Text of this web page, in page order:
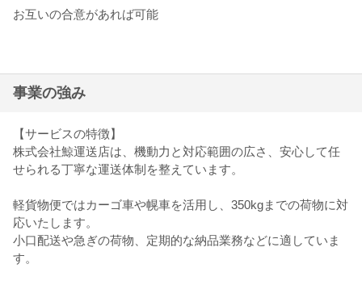
お互いの合意があれば可能
事業の強み
【サービスの特徴】
株式会社鯨運送店は、機動力と対応範囲の広さ、安心して任
せられる丁寧な運送体制を整えています。
軽貨物便ではカーゴ車や幌車を活用し、350kgまでの荷物に対
応いたします。
小口配送や急ぎの荷物、定期的な納品業務などに適していま
す。